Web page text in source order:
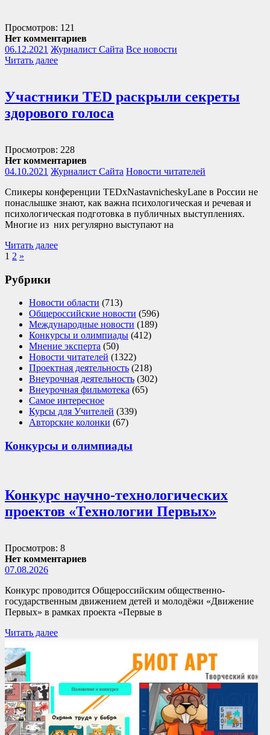
Просмотров: 121
Нет комментариев
06.12.2021 Журналист Сайта Все новости
Читать далее
Участники TED раскрыли секреты
здорового голоса
Просмотров: 228
Нет комментариев
04.10.2021 Журналист Сайта Новости читателей
Спикеры конференции TEDxNastavnicheskyLane в России не
понаслышке знают, как важна психологическая и речевая и
психологическая подготовка в публичных выступлениях.
Многие из них регулярно выступают на
Читать далее
Навигация
по
записям
1 2 Next
»
Рубрики
Новости области (713)
Общероссийские новости (596)
Международные новости (189)
Конкурсы и олимпиады (412)
Мнение эксперта (50)
Новости читателей (1322)
Проектная деятельность (218)
Внеурочная деятельность (302)
Внеурочная фильмотека (65)
Самое интересное
Курсы для Учителей (339)
Авторские колонки (67)
Конкурсы и олимпиады
Конкурс научно-технологических
проектов «Технологии Первых»
Просмотров: 8
Нет комментариев
07.08.2026
Конкурс проводится Общероссийским общественно-
государственным движением детей и молодёжи «Движение
Первых» в рамках проекта «Первые в
Читать далее